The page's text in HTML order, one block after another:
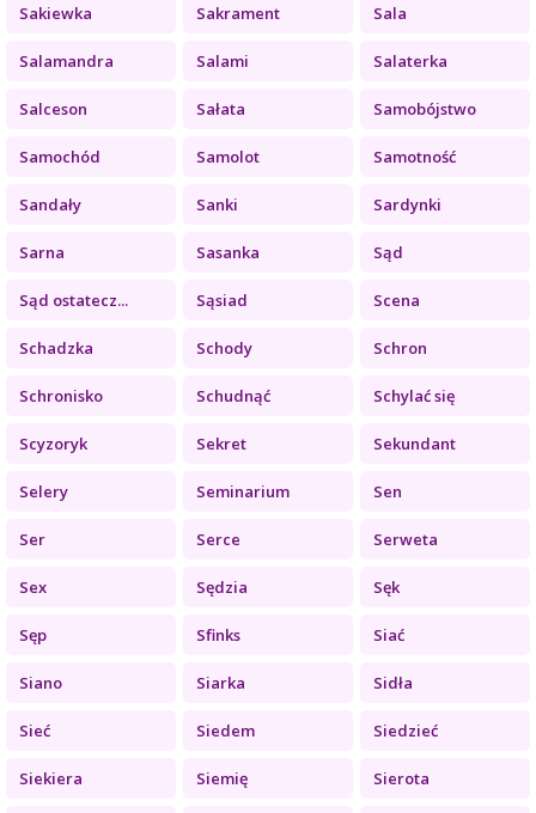
Sakiewka Sakrament Sala
Salamandra Salami Salaterka
Salceson Sałata Samobójstwo
Samochód Samolot Samotność
Sandały Sanki Sardynki
Sarna Sasanka Sąd
Sąd ostatecz... Sąsiad Scena
Schadzka Schody Schron
Schronisko Schudnąć Schylać się
Scyzoryk Sekret Sekundant
Selery Seminarium Sen
Ser Serce Serweta
Sex Sędzia Sęk
Sęp Sfinks Siać
Siano Siarka Sidła
Sieć Siedem Siedzieć
Siekiera Siemię Sierota